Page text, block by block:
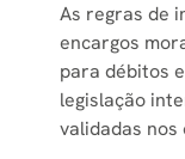
As regras de
encargos
para débitos
legislação
validadas nos